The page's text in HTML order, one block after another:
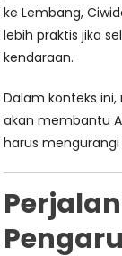
ke Lembang,
lebih praktis jika
kendaraan.
Dalam konteks
akan membantu
harus